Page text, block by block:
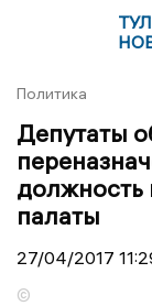
Политика
Депутаты
должность
палаты
27/04/2017
©